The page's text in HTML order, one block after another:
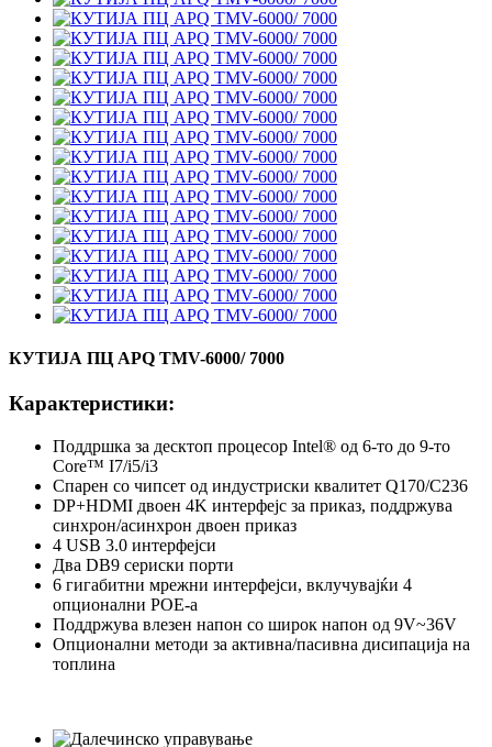
КУТИЈА ПЦ APQ TMV-6000/ 7000
Карактеристики:
Поддршка за десктоп процесор Intel® од 6-то до 9-то
Core™ I7/i5/i3
Спарен со чипсет од индустриски квалитет Q170/C236
DP+HDMI двоен 4K интерфејс за приказ, поддржува
синхрон/асинхрон двоен приказ
4 USB 3.0 интерфејси
Два DB9 сериски порти
6 гигабитни мрежни интерфејси, вклучувајќи 4
опционални POE-а
Поддржува влезен напон со широк напон од 9V~36V
Опционални методи за активна/пасивна дисипација на
топлина